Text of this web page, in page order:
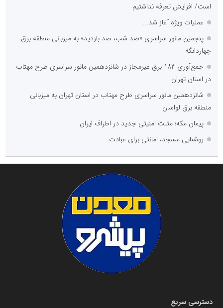
است/ افزایش تعرفه نداشتیم
عملیات ویژه آغاز شد...
پنجمین مانور سراسری «صد شب، صد بازدید» به میزبانی منطقه برق
چهاردانگه
جمع‌آوری 183 برق غیرمجاز در شانزدهمین مانور سراسری طرح مهتاب
در استان تهران
شانزدهمین مانور سراسری طرح مهتاب در استان تهران به میزبانی
منطقه برق لواسان
پیمان مکه؛ مثلث امنیتی جدید در اطراف ایران
روشنایی مسجد، امانتی برای عبادت
دسترسی سریع